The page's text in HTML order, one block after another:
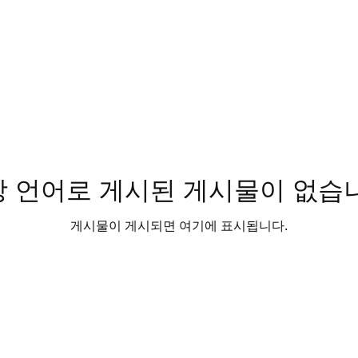
언어로 게시된 게시물이 없습
게시물이 게시되면 여기에 표시됩니다.